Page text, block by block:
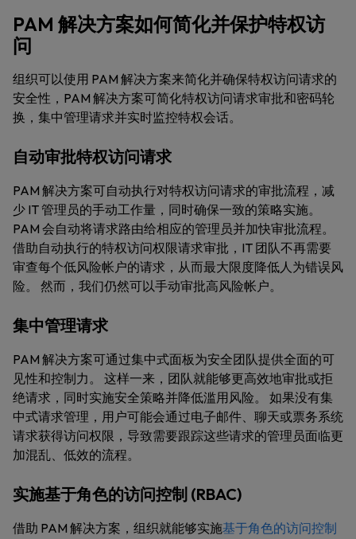
PAM 解决方案如何简化并保护特权访
问
组织可以使用 PAM 解决方案来简化并确保特权访问请求的
安全性，PAM 解决方案可简化特权访问请求审批和密码轮
换，集中管理请求并实时监控特权会话。
自动审批特权访问请求
PAM 解决方案可自动执行对特权访问请求的审批流程，减
少 IT 管理员的手动工作量，同时确保一致的策略实施。
PAM 会自动将请求路由给相应的管理员并加快审批流程。
借助自动执行的特权访问权限请求审批，IT 团队不再需要
审查每个低风险帐户的请求，从而最大限度降低人为错误风
险。 然而，我们仍然可以手动审批高风险帐户。
集中管理请求
PAM 解决方案可通过集中式面板为安全团队提供全面的可
见性和控制力。 这样一来，团队就能够更高效地审批或拒
绝请求，同时实施安全策略并降低滥用风险。 如果没有集
中式请求管理，用户可能会通过电子邮件、聊天或票务系统
请求获得访问权限，导致需要跟踪这些请求的管理员面临更
加混乱、低效的流程。
实施基于角色的访问控制 (RBAC)
借助 PAM 解决方案，组织就能够实施基于角色的访问控制